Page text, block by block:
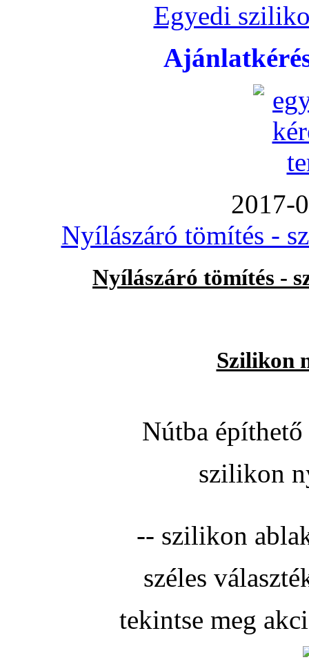
Egyedi
2017-
Nyílászáró tömítés -
Nyílászáró tömítés -
Szilikon
Nútba
szilikon
-- szilikon
széles
tekintse meg